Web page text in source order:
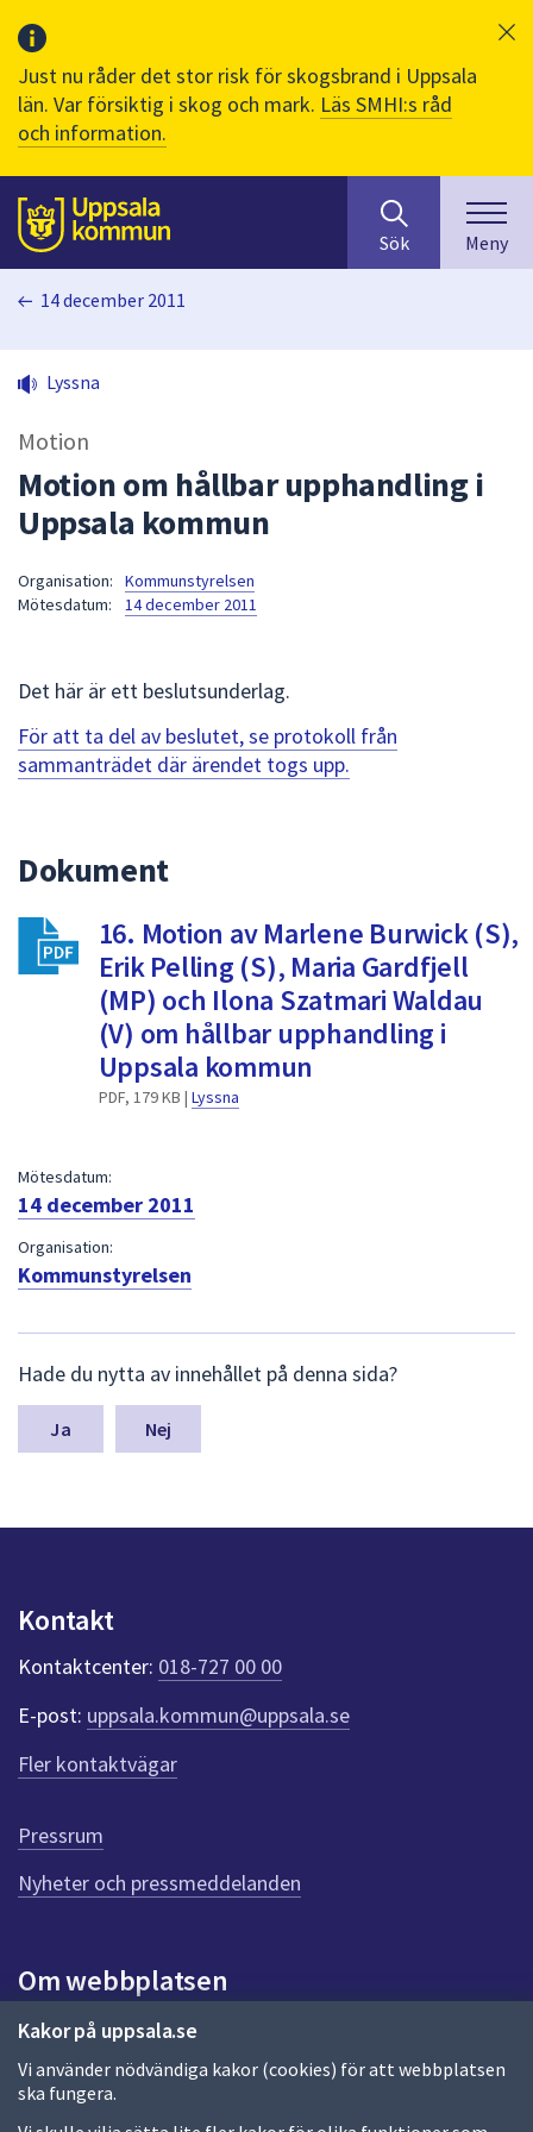
Just nu råder det stor risk för skogsbrand i Uppsala
län. Var försiktig i skog och mark. Läs SMHI:s råd
och information.
Till sidans
huvudinnehåll
efter
innehåll
på
sökfältet
kommer
för
att
navigera
för
att
välja
något
av
Sök Meny
Kakor på uppsala.se
Vi använder nödvändiga kakor (cookies) för att webbplatsen
ska fungera.
14 december 2011
Lyssna
Motion
Motion om hållbar upphandling i
Uppsala kommun
Organisation:
Kommunstyrelsen
Mötesdatum:
14 december 2011
Det här är ett beslutsunderlag.
För att ta del av beslutet, se protokoll från
sammanträdet där ärendet togs upp.
Dokument
16. Motion av Marlene Burwick (S),
Erik Pelling (S), Maria Gardfjell
(MP) och Ilona Szatmari Waldau
(V) om hållbar upphandling i
Uppsala kommun
PDF, 179 KB | Lyssna
Mötesdatum:
14 december 2011
Organisation:
Kommunstyrelsen
ä
m
a
n
k
t
e
r
f
ö
r
e
n
n
a
d
a
Hade du nytta av innehållet på denna sida?
Nej
Kontakt
Kontaktcenter: 018-727 00 00
E-post: uppsala.kommun@uppsala.se
Fler kontaktvägar
Pressrum
Nyheter och pressmeddelanden
Om webbplatsen
Om webbplatsen
Allmänna handlingar och diarium
Behandling av personuppgifter